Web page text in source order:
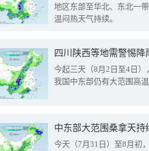
地区东部至华北、东北一
温闷热天气持续。
今起三天（8月2日至4日
我国中东部仍有大范围高
中东部大范围桑拿天
今天（7月31日）至8月初